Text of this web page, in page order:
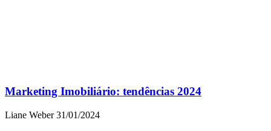
Marketing Imobiliário: tendências 2024
Liane Weber31/01/2024